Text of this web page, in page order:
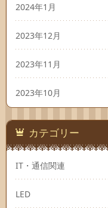
2024年1月
2023年12月
2023年11月
2023年10月
カテゴリー
IT・通信関連
LED